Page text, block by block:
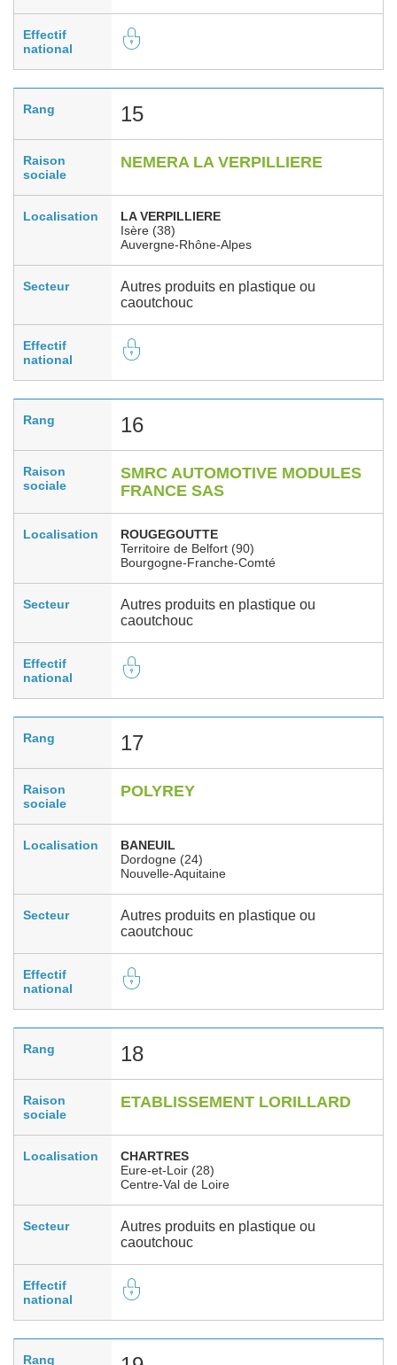
Effectif
national
Rang 15
Raison
sociale
NEMERA LA VERPILLIERE
Localisation
LA VERPILLIERE
Isère (38)
Auvergne-Rhône-Alpes
Secteur
Autres produits en plastique ou
caoutchouc
Effectif
national
Rang 16
Raison
sociale
SMRC AUTOMOTIVE MODULES
FRANCE SAS
Localisation
ROUGEGOUTTE
Territoire de Belfort (90)
Bourgogne-Franche-Comté
Secteur
Autres produits en plastique ou
caoutchouc
Effectif
national
Rang 17
Raison
sociale
POLYREY
Localisation
BANEUIL
Dordogne (24)
Nouvelle-Aquitaine
Secteur
Autres produits en plastique ou
caoutchouc
Effectif
national
Rang 18
Raison
sociale
ETABLISSEMENT LORILLARD
Localisation
CHARTRES
Eure-et-Loir (28)
Centre-Val de Loire
Secteur
Autres produits en plastique ou
caoutchouc
Effectif
national
Rang